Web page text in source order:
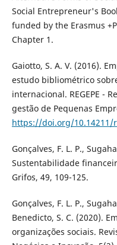
Social Entrepreneur's
funded by the Erasmus
Chapter 1.
Gaiotto, S. A. V. (2016).
estudo bibliométrico
internacional. REGEPE -
gestão de Pequenas
https://doi.org/10.14211/
Gonçalves, F. L. P.,
Sustentabilidade
Grifos, 49, 109-125.
Gonçalves, F. L. P.,
Benedicto, S. C. (2020).
organizações sociais.